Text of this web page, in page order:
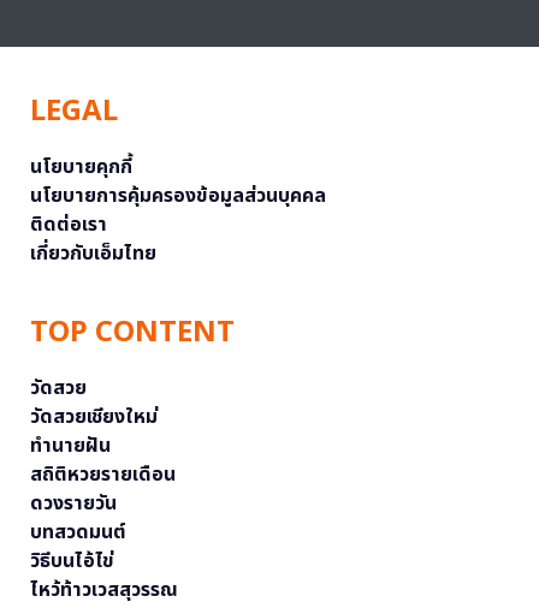
LEGAL
นโยบายคุกกี้
นโยบายการคุ้มครองข้อมูลส่วนบุคคล
ติดต่อเรา
เกี่ยวกับเอ็มไทย
TOP CONTENT
วัดสวย
วัดสวยเชียงใหม่
ทำนายฝัน
สถิติหวยรายเดือน
ดวงรายวัน
บทสวดมนต์
วิธีบนไอ้ไข่
ไหว้ท้าวเวสสุวรรณ